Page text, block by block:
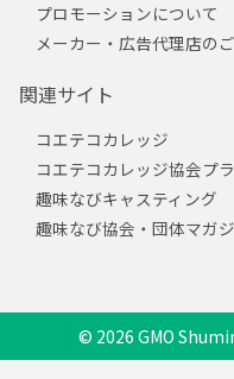
プロモーションについて
メーカー・広告代理店の
関連サイト
コエテコカレッジ
コエテコカレッジ協会プ
趣味なびキャスティング
趣味なび協会・団体マガ
© 2026 GMO